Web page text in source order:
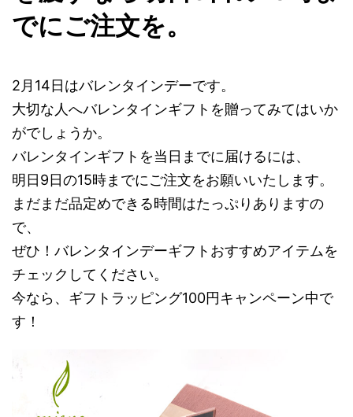
でにご注文を。
2月14日はバレンタインデーです。
大切な人へバレンタインギフトを贈ってみてはいか
がでしょうか。
バレンタインギフトを当日までに届けるには、
明日9日の15時までにご注文をお願いいたします。
まだまだ品定めできる時間はたっぷりありますの
で、
ぜひ！バレンタインデーギフトおすすめアイテムを
チェックしてください。
今なら、ギフトラッピング100円キャンペーン中で
す！